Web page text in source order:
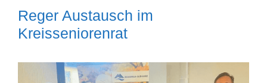
Reger Austausch im
Kreisseniorenrat